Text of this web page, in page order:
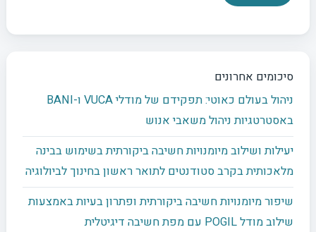
סיכומים אחרונים
ניהול בעולם כאוטי: תפקידם של מודלי VUCA ו-BANI
באסטרטגיות ניהול משאבי אנוש
יעילות ושילוב מיומנויות חשיבה ביקורתית בשימוש בבינה
מלאכותית בקרב סטודנטים לתואר ראשון בחינוך לביולוגיה
שיפור מיומנויות חשיבה ביקורתית ופתרון בעיות באמצעות
שילוב מודל POGIL עם מפת חשיבה דיגיטלית